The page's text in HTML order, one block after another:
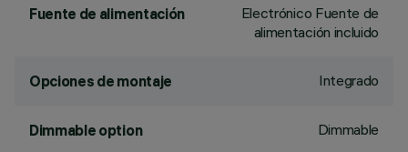
Fuente de alimentación
Electrónico Fuente de
alimentación incluido
Opciones de montaje Integrado
Dimmable option Dimmable